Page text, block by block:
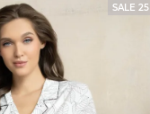
SALE 25